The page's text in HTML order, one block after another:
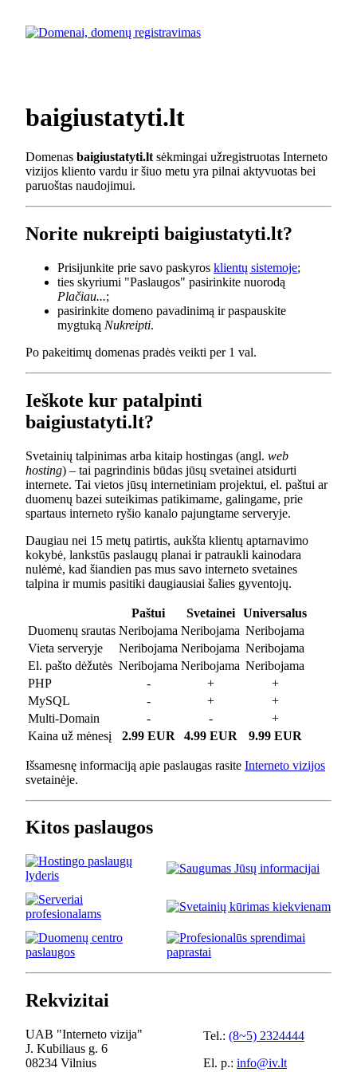
baigiustatyti.lt
Domenas baigiustatyti.lt sėkmingai užregistruotas Interneto
vizijos kliento vardu ir šiuo metu yra pilnai aktyvuotas bei
paruoštas naudojimui.
Norite nukreipti baigiustatyti.lt?
Prisijunkite prie savo paskyros klientų sistemoje;
ties skyriumi "Paslaugos" pasirinkite nuorodą
Plačiau...;
pasirinkite domeno pavadinimą ir paspauskite
mygtuką Nukreipti.
Po pakeitimų domenas pradės veikti per 1 val.
Ieškote kur patalpinti
baigiustatyti.lt?
Svetainių talpinimas arba kitaip hostingas (angl. web
hosting) – tai pagrindinis būdas jūsų svetainei atsidurti
internete. Tai vietos jūsų internetiniam projektui, el. paštui ar
duomenų bazei suteikimas patikimame, galingame, prie
spartaus interneto ryšio kanalo pajungtame serveryje.
Daugiau nei 15 metų patirtis, aukšta klientų aptarnavimo
kokybė, lankstūs paslaugų planai ir patraukli kainodara
nulėmė, kad šiandien pas mus savo interneto svetaines
talpina ir mumis pasitiki daugiausiai šalies gyventojų.
Paštui Svetainei
Universalus
Duomenų srautas Neribojama Neribojama Neribojama
Vieta serveryje
Neribojama Neribojama Neribojama
El. pašto dėžutės Neribojama Neribojama Neribojama
PHP
- +
+
MySQL
- +
+
Multi-Domain
- -
+
Kaina už mėnesį
2.99 EUR 4.99 EUR 9.99 EUR
Išsamesnę informaciją apie paslaugas rasite Interneto vizijos
svetainėje.
Kitos paslaugos
Rekvizitai
UAB "Interneto vizija"
J. Kubiliaus g. 6
08234 Vilnius
Tel.: (8~5) 2324444
El. p.: info@iv.lt